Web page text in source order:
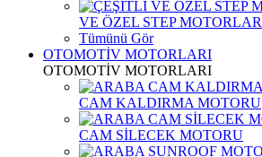
VE ÖZEL STEP MOTORLAR
Tümünü Gör
OTOMOTİV MOTORLARI
OTOMOTİV MOTORLARI
CAM KALDIRMA MOTORU
CAM SİLECEK MOTORU